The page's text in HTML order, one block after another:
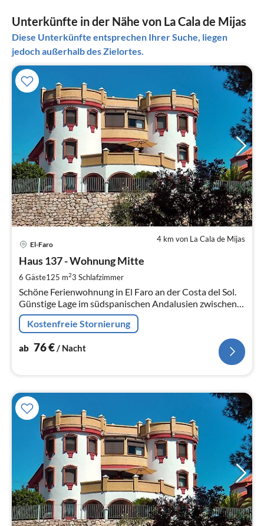
Unterkünfte in der Nähe von La Cala de Mijas
Diese Unterkünfte entsprechen Ihrer Suche, liegen
jedoch außerhalb des Zielortes.
4 km von La Cala de Mijas
El-Faro
Haus 137 - Wohnung Mitte
6 Gäste125 m23 Schlafzimmer
Schöne Ferienwohnung in El Faro an der Costa del Sol.
Günstige Lage im südspani­schen Anda­lusien zwischen
Málaga und Marbella.
Kostenfreie Stornierung
ab 76€/ Nacht